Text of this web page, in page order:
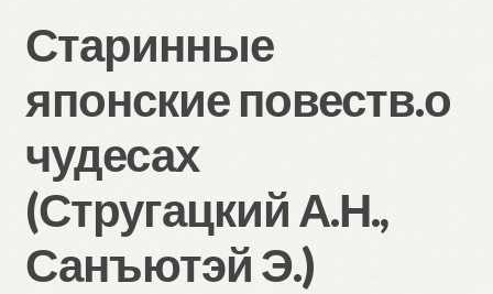
Старинные
японские повеств.о
чудесах
(Стругацкий А.Н.,
Санъютэй Э.)